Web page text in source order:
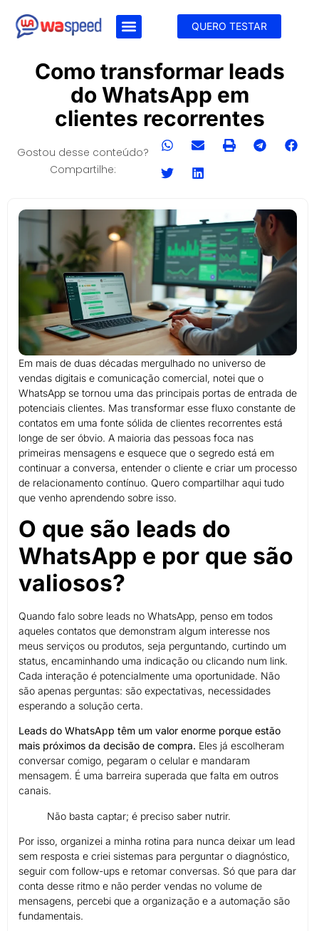
QUERO TESTAR
Como transformar leads
do WhatsApp em
clientes recorrentes
Gostou desse conteúdo?
Compartilhe:
Em mais de duas décadas mergulhado no universo de
vendas digitais e comunicação comercial, notei que o
WhatsApp se tornou uma das principais portas de entrada de
potenciais clientes. Mas transformar esse fluxo constante de
contatos em uma fonte sólida de clientes recorrentes está
longe de ser óbvio. A maioria das pessoas foca nas
primeiras mensagens e esquece que o segredo está em
continuar a conversa, entender o cliente e criar um processo
de relacionamento contínuo. Quero compartilhar aqui tudo
que venho aprendendo sobre isso.
O que são leads do
WhatsApp e por que são
valiosos?
Quando falo sobre leads no WhatsApp, penso em todos
aqueles contatos que demonstram algum interesse nos
meus serviços ou produtos, seja perguntando, curtindo um
status, encaminhando uma indicação ou clicando num link.
Cada interação é potencialmente uma oportunidade. Não
são apenas perguntas: são expectativas, necessidades
esperando a solução certa.
Leads do WhatsApp têm um valor enorme porque estão
mais próximos da decisão de compra. Eles já escolheram
conversar comigo, pegaram o celular e mandaram
mensagem. É uma barreira superada que falta em outros
canais.
Não basta captar; é preciso saber nutrir.
Por isso, organizei a minha rotina para nunca deixar um lead
sem resposta e criei sistemas para perguntar o diagnóstico,
seguir com follow-ups e retomar conversas. Só que para dar
conta desse ritmo e não perder vendas no volume de
mensagens, percebi que a organização e a automação são
fundamentais.